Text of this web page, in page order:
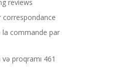
reviews
la commande par
proqramı 461